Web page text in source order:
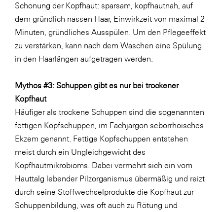
WKS Fachgruppe Finanzdienstleister
WK UBIT
Zühlke
Schonung der Kopfhaut: sparsam, kopfhautnah, auf
dem gründlich nassen Haar, Einwirkzeit von maximal 2
Minuten, gründliches Ausspülen. Um den Pflegeeffekt
zu verstärken, kann nach dem Waschen eine Spülung
in den Haarlängen aufgetragen werden.
Mythos #3: Schuppen gibt es nur bei trockener
Kopfhaut
Häufiger als trockene Schuppen sind die sogenannten
fettigen Kopfschuppen, im Fachjargon seborrhoisches
Ekzem genannt. Fettige Kopfschuppen entstehen
meist durch ein Ungleichgewicht des
Kopfhautmikrobioms. Dabei vermehrt sich ein vom
Hauttalg lebender Pilzorganismus übermäßig und reizt
durch seine Stoffwechselprodukte die Kopfhaut zur
Schuppenbildung, was oft auch zu Rötung und